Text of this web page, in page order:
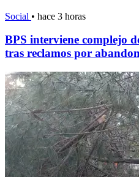
Social • hace 3 horas
BPS interviene complejo
tras reclamos por